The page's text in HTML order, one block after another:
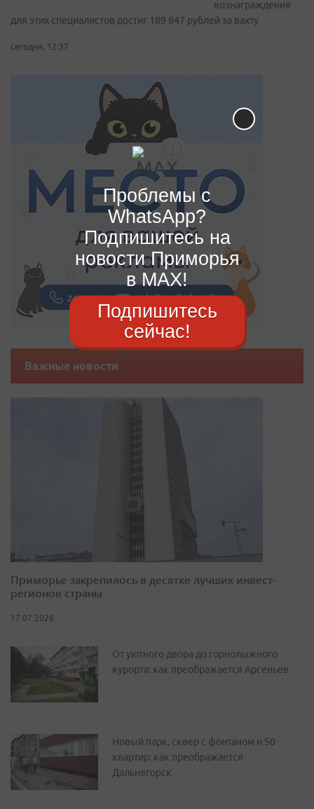
вознаграждения
для этих специалистов достиг 189 847 рублей за вахту
сегодня, 12:37
Важные новости
Приморье закрепилось в десятке лучших инвест-
регионов страны
17.07.2026
От уютного двора до горнолыжного
курорта: как преображается Арсеньев
Новый парк, сквер с фонтаном и 50
квартир: как преображается
Дальнегорск
Проблемы с
WhatsApp?
Подпишитесь на
новости Приморья
в MAX!
Подпишитесь
сейчас!